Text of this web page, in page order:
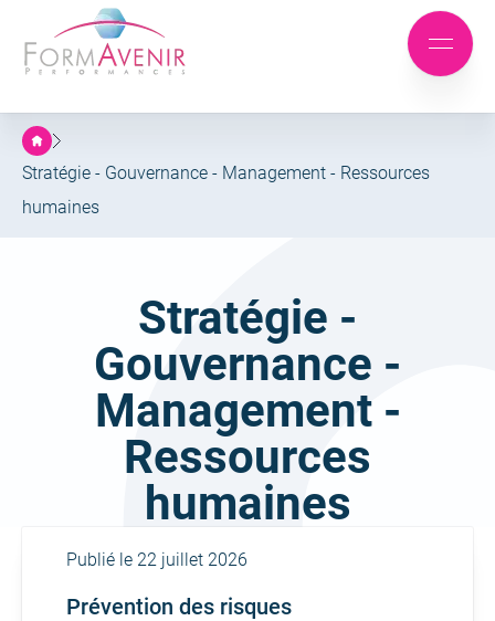
Aller
au
menu
Aller
au
contenu
Formavenir
Performances
Mobile
menu
Stratégie - Gouvernance - Management - Ressources
humaines
Famille :
Stratégie -
Gouvernance -
Management -
Ressources
humaines
Publié le 22 juillet 2026
Prévention des risques